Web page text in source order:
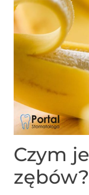
Czym
zębów?